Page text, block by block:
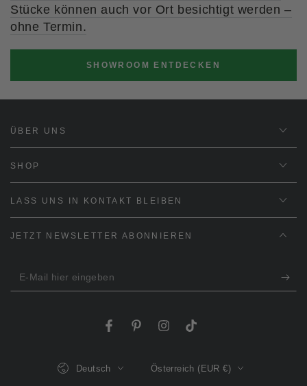
Stücke können auch vor Ort besichtigt werden –
ohne Termin.
SHOWROOM ENTDECKEN
ÜBER UNS
SHOP
LASS UNS IN KONTAKT BLEIBEN
JETZT NEWSLETTER ABONNIEREN
E-
Mail
FacebookPinterestInstagram
TikTok
Deutsch Österreich (EUR €)